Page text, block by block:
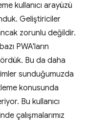
kullanıcı arayüzü
Geliştiriciler
zorunlu değildir.
PWA'ların
Bu da daha
sunduğumuzda
konusunda
Bu kullanıcı
çalışmalarımız